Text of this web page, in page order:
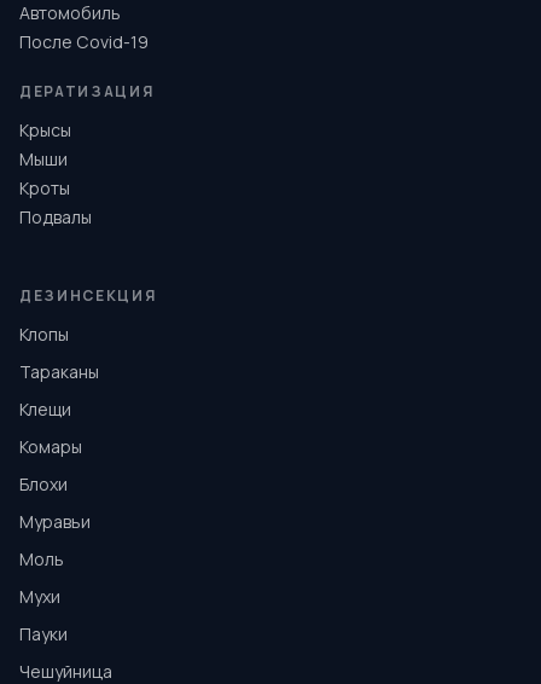
Автомобиль
После Covid-19
ДЕРАТИЗАЦИЯ
Крысы
Мыши
Кроты
Подвалы
ДЕЗИНСЕКЦИЯ
Клопы
Тараканы
Клещи
Комары
Блохи
Муравьи
Моль
Мухи
Пауки
Чешуйница